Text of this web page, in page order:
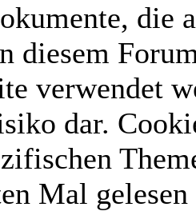
die
diesem
verwendet
dar.
Mal